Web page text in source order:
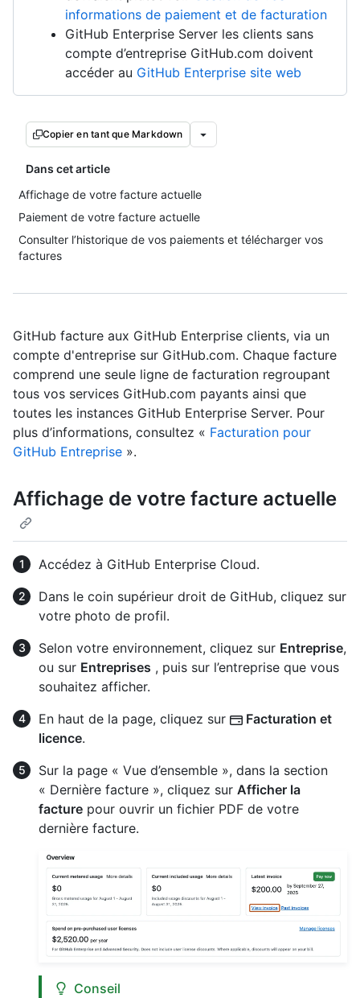
informations de paiement et de facturation
GitHub Enterprise Server les clients sans
compte d’entreprise GitHub.com doivent
accéder au GitHub Enterprise site web
Copier en tant que Markdown
Dans cet article
Affichage de votre facture actuelle
Paiement de votre facture actuelle
Consulter l’historique de vos paiements et télécharger vos
factures
GitHub facture aux GitHub Enterprise clients, via un
compte d'entreprise sur GitHub.com. Chaque facture
comprend une seule ligne de facturation regroupant
tous vos services GitHub.com payants ainsi que
toutes les instances GitHub Enterprise Server. Pour
plus d’informations, consultez « Facturation pour
GitHub Entreprise ».
Affichage de votre facture actuelle
Accédez à GitHub Enterprise Cloud.
Dans le coin supérieur droit de GitHub, cliquez sur
votre photo de profil.
Selon votre environnement, cliquez sur Entreprise,
ou sur Entreprises , puis sur l’entreprise que vous
souhaitez afficher.
En haut de la page, cliquez sur
Facturation et
licence.
Sur la page « Vue d’ensemble », dans la section
« Dernière facture », cliquez sur Afficher la
facture pour ouvrir un fichier PDF de votre
dernière facture.
Conseil